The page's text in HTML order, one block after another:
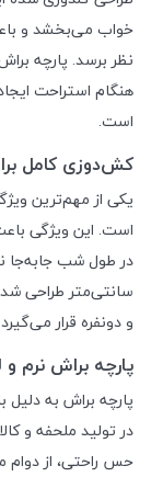
خواب می‌بخشد و
نظر برسد. پارچه
هنگام استراحت
است.
کش‌دوزی کامل
یکی از مهم‌ترین
است. این ویژگی
سانتی‌متر طراحی
و دونفره قرار می‌گیرد.
پارچه براش نرم
پارچه براش به
در تولید ملحفه و
حس راحتی، از دوام